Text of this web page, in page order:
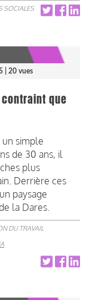
SOCIALES
| 20 vues
que
simple
de 30 ans, il
plus
Derrière ces
paysage
la Dares.
DU TRAVAIL